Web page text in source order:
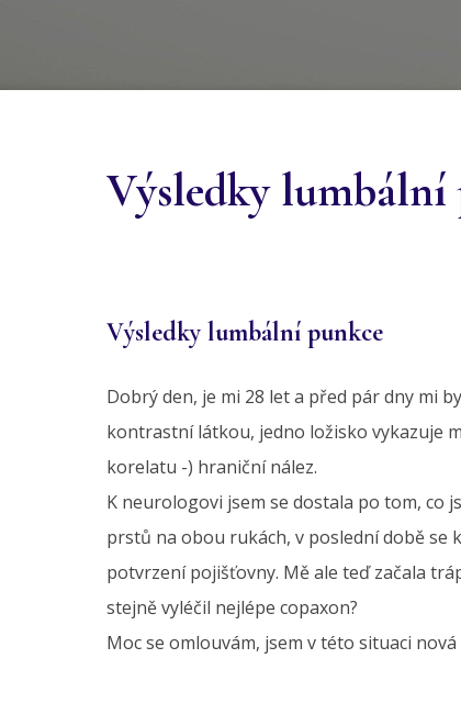
Výsledky lumbální
Výsledky lumbální punkce
Dobrý den, je mi 28 let a před pár dny mi
kontrastní látkou, jedno ložisko vykazuje
korelatu -) hraniční nález.
K neurologovi jsem se dostala po tom, co
prstů na obou rukách, v poslední době se
potvrzení pojišťovny. Mě ale teď začala
stejně vyléčil nejlépe copaxon?
Moc se omlouvám, jsem v této situaci